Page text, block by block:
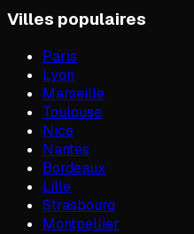
Villes populaires
Paris
Lyon
Marseille
Toulouse
Nice
Nantes
Bordeaux
Lille
Strasbourg
Montpellier